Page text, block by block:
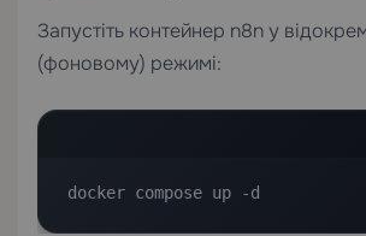
Запустіть контейнер n8n у
(фоновому) режимі:
docker compose up -d